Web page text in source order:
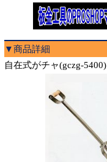
▼商品詳細
自在式がチャ(gczg-5400)